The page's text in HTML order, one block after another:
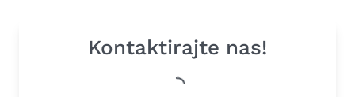
Kontaktirajte nas!